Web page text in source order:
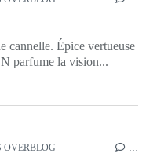
cannelle. Épice vertueuse
parfume la vision...
OVERBLOG